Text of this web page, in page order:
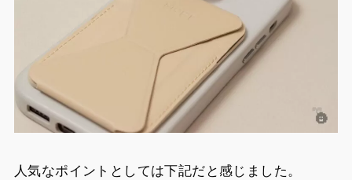
人気なポイントとしては下記だと感じました。